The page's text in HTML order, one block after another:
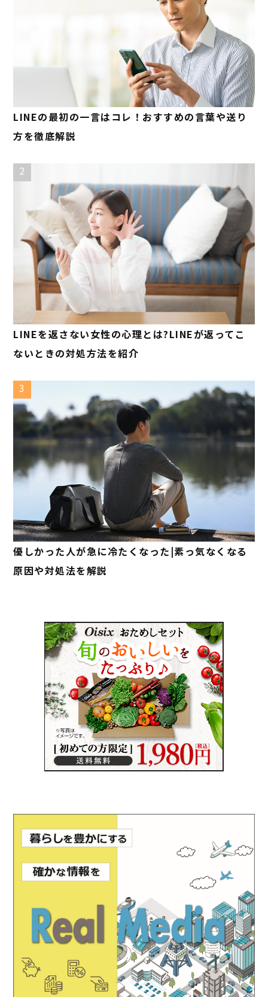
LINEの最初の一言はコレ！おすすめの言葉や送り
方を徹底解説
LINEを返さない女性の心理とは?LINEが返ってこ
ないときの対処方法を紹介
2
優しかった人が急に冷たくなった|素っ気なくなる
原因や対処法を解説
3